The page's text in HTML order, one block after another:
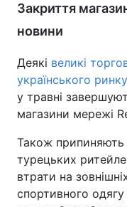
Тема оформлення
Закриття
новини
Деякі великі
українського ринку
у травні
магазини мережі
Також припиняють
турецьких
втрати на
спортивного